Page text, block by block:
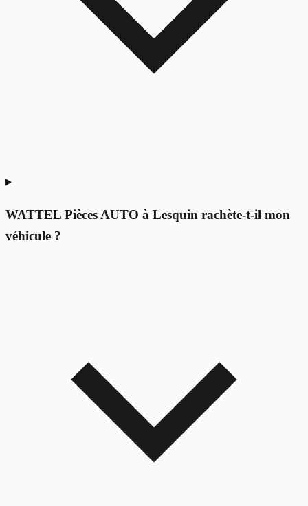
WATTEL Pièces AUTO à Lesquin rachète-t-il mon
véhicule ?